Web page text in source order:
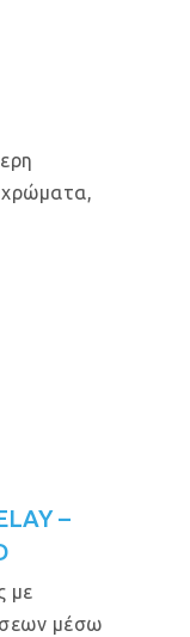
χρώματα,
–
με
μέσω